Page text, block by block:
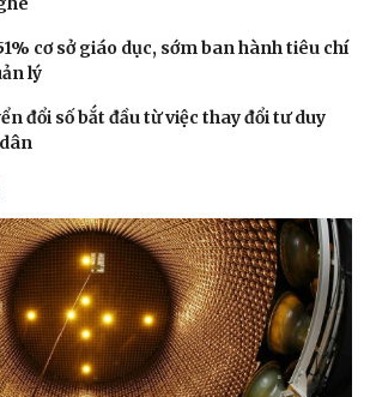
cơ sở giáo dục, sớm ban hành tiêu chí
lý
đổi số bắt đầu từ việc thay đổi tư duy